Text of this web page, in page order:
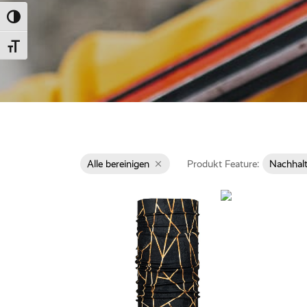
Umschalten auf hohe Kontraste
Schrift vergrößern
Alle bereinigen Produkt Feature: